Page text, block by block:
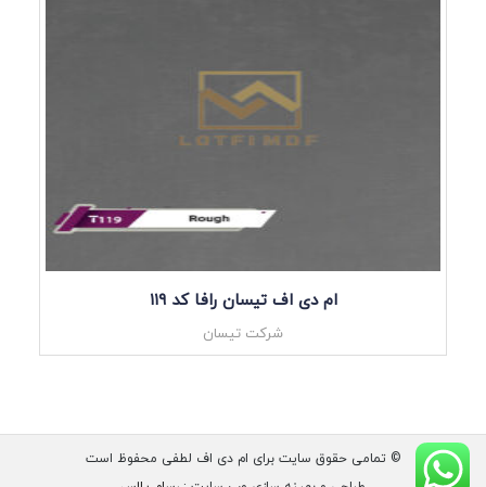
ام دی اف تیسان رافا کد ۱۱۹
شرکت تیسان
© تمامی حقوق سایت برای ام دی اف لطفی محفوظ است